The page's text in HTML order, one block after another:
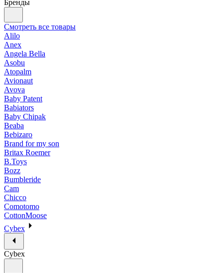
Бренды
Смотреть все товары
Alilo
Anex
Angela Bella
Asobu
Atopalm
Avionaut
Avova
Baby Patent
Babiators
Baby Chipak
Beaba
Bebizaro
Brand for my son
Britax Roemer
B.Toys
Bozz
Bumbleride
Cam
Chicco
Comotomo
CottonMoose
Cybex
Cybex